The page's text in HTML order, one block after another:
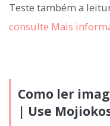
Teste também a
consulte Mais
Como ler
| Use